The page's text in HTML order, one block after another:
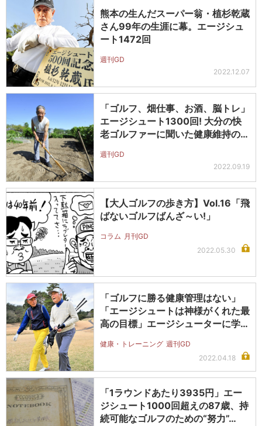
熊本の生んだスーパー翁・植杉乾蔵
さん99年の生涯に幕。エージシュ
ート1472回
週刊GD
2022.12.07
「ゴルフ、畑仕事、お酒、脳トレ」
エージシュート1300回! 大分の快
老ゴルファーに聞いた健康維持の
週刊GD
2022.09.19
【大人ゴルフの歩き方】Vol.16「飛
ばないゴルフばんざ～い!」
コラム 月刊GD
2022.05.30
「ゴルフに勝る健康管理はない」
「エージシュートは神様がくれた最
高の目標」エージシューターに学ぶ
健康・トレーニング 週刊GD
2022.04.18
「1ラウンドあたり3935円」エー
ジシュート1000回超えの87歳、持
続可能なゴルフのための“努力”…